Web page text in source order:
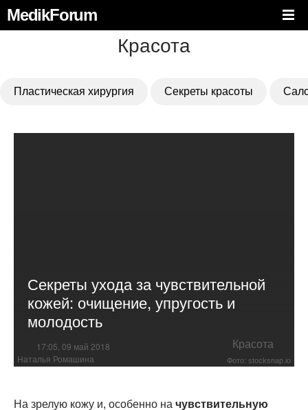
MedikForum
Красота
Пластическая хирургия Секреты красоты
Секреты ухода за чувствительной
кожей: очищение, упругость и
молодость
17:05, 09 май 2018 Красота
Наталья Ромашина Фото: stocksnap.io
На зрелую кожу и, особенно на чувствительную